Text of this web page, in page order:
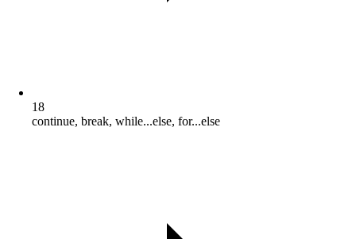
18
continue, break, while...else, for...else